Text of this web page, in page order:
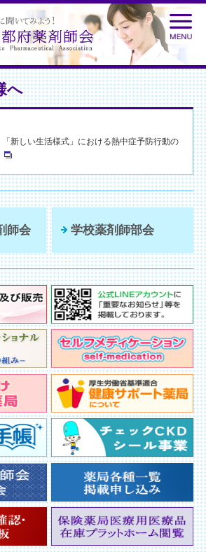
へ
新しい生活様式」における熱中症予防行動の
師会 学校薬剤師部会